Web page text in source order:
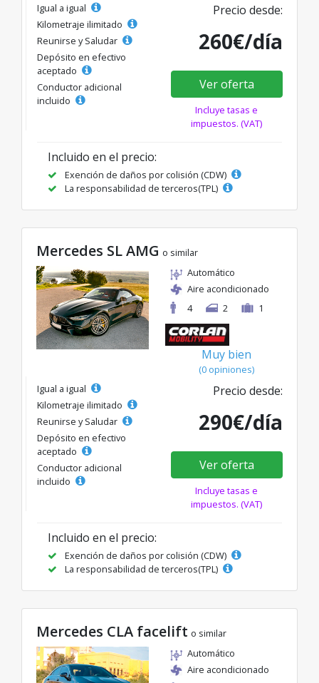
Igual a igual
Kilometraje ilimitado
Reunirse y Saludar
Depósito en efectivo
aceptado
Conductor adicional
incluido
Precio desde:
260€/día
Ver oferta
Incluye tasas e
impuestos. (VAT)
Incluido en el precio:
Exención de daños por colisión (CDW)
La responsabilidad de terceros(TPL)
Mercedes SL AMG o similar
Automático
Aire acondicionado
4
2 1
Muy bien
(0 opiniones)
Igual a igual
Kilometraje ilimitado
Reunirse y Saludar
Depósito en efectivo
aceptado
Conductor adicional
incluido
Precio desde:
290€/día
Ver oferta
Incluye tasas e
impuestos. (VAT)
Incluido en el precio:
Exención de daños por colisión (CDW)
La responsabilidad de terceros(TPL)
Mercedes CLA facelift o similar
Automático
Aire acondicionado